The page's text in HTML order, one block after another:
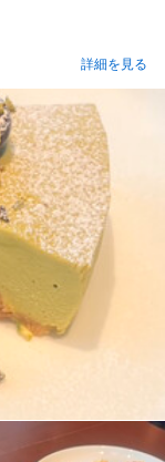
詳細を見る